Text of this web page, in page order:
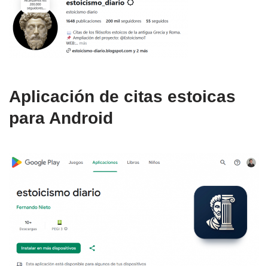
Aplicación de citas estoicas
para Android